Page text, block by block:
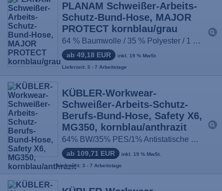
PLANAM Schweißer-Arbeits-
Schutz-Bund-Hose, MAJOR
PROTECT kornblau/grau
64 % Baumwolle / 35 % Polyester / 1 % Carbonfasern, Proban, Größe: 42-64 / 90-110
ab 49,18 EUR inkl. 19 % MwSt.
Lieferzeit: 3 - 7 Arbeitstage
KÜBLER-Workwear-
Schweißer-Arbeits-Schutz-
Berufs-Bund-Hose, Safety X6,
MG350, kornblau/anthrazit
64% BW/35% PES/1% Antistatische Faser, Größe: 44-64, 90-110, 24-29
ab 109,71 EUR inkl. 19 % MwSt.
Lieferzeit: 3 - 7 Arbeitstage